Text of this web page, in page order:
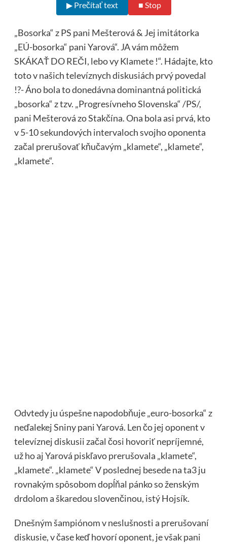
▶ Prečítať text ■ Stop
„Bosorka“ z PS pani Mešterová & Jej imitátorka
„EÚ-bosorka“ pani Yarová“. JA vám môžem
SKÁKAŤ DO REČI, lebo vy Klamete !“. Hádajte, kto
toto v našich televíznych diskusiách prvý povedal
!?- Áno bola to donedávna dominantná politická
„bosorka“ z tzv. „Progresívneho Slovenska“ /PS/,
pani Mešterová zo Stakčína. Ona bola asi prvá, kto
v 5-10 sekundových intervaloch svojho oponenta
začal prerušovať kňučavým „klamete“, „klamete“,
„klamete“.
Odvtedy ju úspešne napodobňuje „euro-bosorka“ z
neďalekej Sniny pani Yarová. Len čo jej oponent v
televíznej diskusii začal čosi hovoriť nepríjemné,
už ho aj Yarová piskľavo prerušovala „klamete“,
„klamete“. „klamete“ V poslednej besede na ta3 ju
rovnakým spôsobom dopĺňal pánko so ženským
drdolom a škaredou slovenčinou, istý Hojsík.
Dnešným šampiónom v neslušnosti a prerušovaní
diskusie, v čase keď hovorí oponent, je však pani